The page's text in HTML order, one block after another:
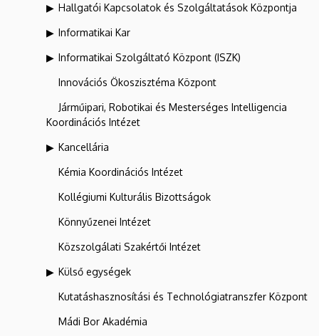
Hallgatói Kapcsolatok és Szolgáltatások Központja
Informatikai Kar
Informatikai Szolgáltató Központ (ISZK)
Innovációs Ökoszisztéma Központ
Járműipari, Robotikai és Mesterséges Intelligencia
Koordinációs Intézet
Kancellária
Kémia Koordinációs Intézet
Kollégiumi Kulturális Bizottságok
Könnyűzenei Intézet
Közszolgálati Szakértői Intézet
Külső egységek
Kutatáshasznosítási és Technológiatranszfer Központ
Mádi Bor Akadémia